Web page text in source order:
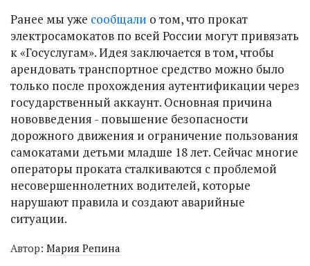
Ранее мы уже сообщали о том, что прокат
электросамокатов по всей России могут привязать
к «Госуслугам». Идея заключается в том, чтобы
арендовать транспортное средство можно было
только после прохождения аутентификации через
государственный аккаунт. Основная причина
нововведения - повышение безопасности
дорожного движения и ограничение пользования
самокатами детьми младше 18 лет. Сейчас многие
операторы проката сталкиваются с проблемой
несовершеннолетних водителей, которые
нарушают правила и создают аварийные
ситуации.
Автор: Мария Репина